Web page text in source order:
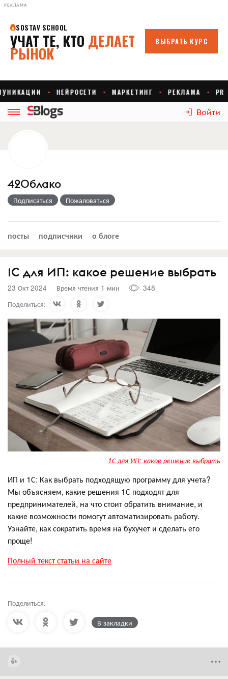
РЕКЛАМА
Войти
42Облако
Подписаться Пожаловаться
посты подписчики о блоге
1С для ИП: какое решение выбрать
23 Окт 2024 Время чтения 1 мин
348
Поделиться:
1С для ИП: какое решение выбрать
ИП и 1С: Как выбрать подходящую программу для учета?
Мы объясняем, какие решения 1С подходят для
предпринимателей, на что стоит обратить внимание, и
какие возможности помогут автоматизировать работу.
Узнайте, как сократить время на бухучет и сделать его
проще!
Полный текст статьи на сайте
Поделиться:
В закладки